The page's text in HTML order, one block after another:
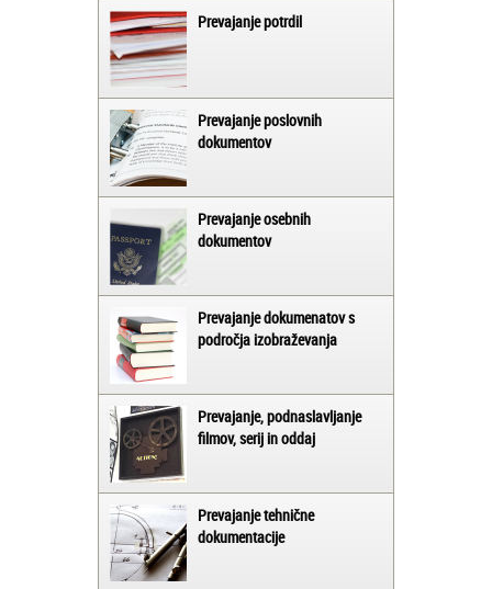
Prevajanje potrdil
Prevajanje poslovnih
dokumentov
Prevajanje osebnih
dokumentov
Prevajanje dokumenatov s
področja izobraževanja
Prevajanje, podnaslavljanje
filmov, serij in oddaj
Prevajanje tehnične
dokumentacije